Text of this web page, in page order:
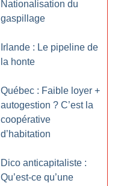
Nationalisation du
gaspillage
Irlande : Le pipeline de
la honte
Québec : Faible loyer +
autogestion ? C’est la
coopérative
d’habitation
Dico anticapitaliste :
Qu’est-ce qu’une